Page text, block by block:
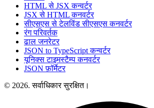
HTML से JSX कन्वर्टर
JSX से HTML कनवर्टर
सीएसएस से टेलविंड सीएसएस कनवर्टर
रंग परिवर्तक
ढाल जनरेटर
JSON to TypeScript कन्वर्टर
यूनिक्स टाइमस्टैम्प कनवर्टर
JSON फ़ॉर्मेटर
© 2026. सर्वाधिकार सुरक्षित।